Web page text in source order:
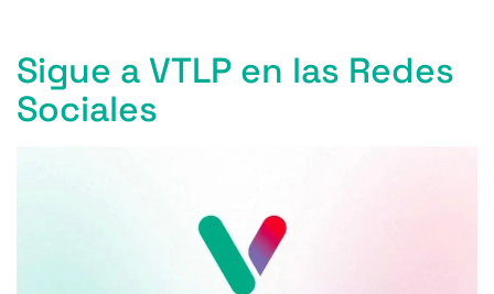
Sigue a VTLP en las Redes
Sociales